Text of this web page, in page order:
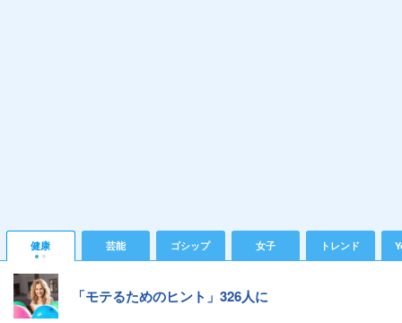
健康 芸能 ゴシップ 女子 トレンド
「モテるためのヒント」326人に